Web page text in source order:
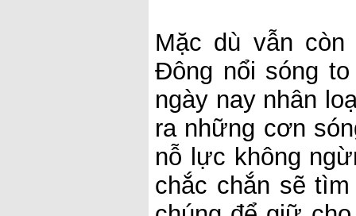
Mặc dù vẫn
Đông nổi sóng
ngày nay nhân
ra những cơn
nỗ lực không
chắc chắn sẽ